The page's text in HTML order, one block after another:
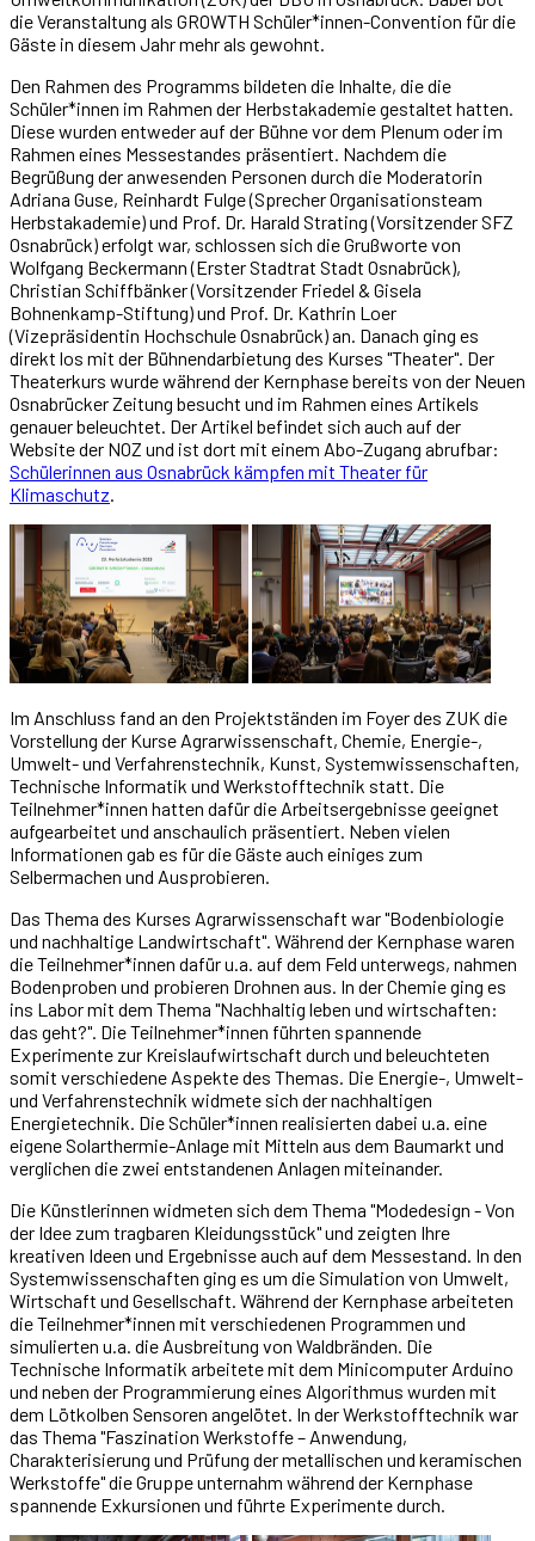
die Veranstaltung als GROWTH Schüler*innen-Convention für die
Gäste in diesem Jahr mehr als gewohnt.
Den Rahmen des Programms bildeten die Inhalte, die die
Schüler*innen im Rahmen der Herbstakademie gestaltet hatten.
Diese wurden entweder auf der Bühne vor dem Plenum oder im
Rahmen eines Messestandes präsentiert. Nachdem die
Begrüßung der anwesenden Personen durch die Moderatorin
Adriana Guse, Reinhardt Fulge (Sprecher Organisationsteam
Herbstakademie) und Prof. Dr. Harald Strating (Vorsitzender SFZ
Osnabrück) erfolgt war, schlossen sich die Grußworte von
Wolfgang Beckermann (Erster Stadtrat Stadt Osnabrück),
Christian Schiffbänker (Vorsitzender Friedel & Gisela
Bohnenkamp-Stiftung) und Prof. Dr. Kathrin Loer
(Vizepräsidentin Hochschule Osnabrück) an. Danach ging es
direkt los mit der Bühnendarbietung des Kurses "Theater". Der
Theaterkurs wurde während der Kernphase bereits von der Neuen
Osnabrücker Zeitung besucht und im Rahmen eines Artikels
genauer beleuchtet. Der Artikel befindet sich auch auf der
Website der NOZ und ist dort mit einem Abo-Zugang abrufbar:
Schülerinnen aus Osnabrück kämpfen mit Theater für
Klimaschutz.
Im Anschluss fand an den Projektständen im Foyer des ZUK die
Vorstellung der Kurse Agrarwissenschaft, Chemie, Energie-,
Umwelt- und Verfahrenstechnik, Kunst, Systemwissenschaften,
Technische Informatik und Werkstofftechnik statt. Die
Teilnehmer*innen hatten dafür die Arbeitsergebnisse geeignet
aufgearbeitet und anschaulich präsentiert. Neben vielen
Informationen gab es für die Gäste auch einiges zum
Selbermachen und Ausprobieren.
Das Thema des Kurses Agrarwissenschaft war "Bodenbiologie
und nachhaltige Landwirtschaft". Während der Kernphase waren
die Teilnehmer*innen dafür u.a. auf dem Feld unterwegs, nahmen
Bodenproben und probieren Drohnen aus. In der Chemie ging es
ins Labor mit dem Thema "Nachhaltig leben und wirtschaften:
das geht?". Die Teilnehmer*innen führten spannende
Experimente zur Kreislaufwirtschaft durch und beleuchteten
somit verschiedene Aspekte des Themas. Die Energie-, Umwelt-
und Verfahrenstechnik widmete sich der nachhaltigen
Energietechnik. Die Schüler*innen realisierten dabei u.a. eine
eigene Solarthermie-Anlage mit Mitteln aus dem Baumarkt und
verglichen die zwei entstandenen Anlagen miteinander.
Die Künstlerinnen widmeten sich dem Thema "Modedesign - Von
der Idee zum tragbaren Kleidungsstück" und zeigten Ihre
kreativen Ideen und Ergebnisse auch auf dem Messestand. In den
Systemwissenschaften ging es um die Simulation von Umwelt,
Wirtschaft und Gesellschaft. Während der Kernphase arbeiteten
die Teilnehmer*innen mit verschiedenen Programmen und
simulierten u.a. die Ausbreitung von Waldbränden. Die
Technische Informatik arbeitete mit dem Minicomputer Arduino
und neben der Programmierung eines Algorithmus wurden mit
dem Lötkolben Sensoren angelötet. In der Werkstofftechnik war
das Thema "Faszination Werkstoffe – Anwendung,
Charakterisierung und Prüfung der metallischen und keramischen
Werkstoffe" die Gruppe unternahm während der Kernphase
spannende Exkursionen und führte Experimente durch.